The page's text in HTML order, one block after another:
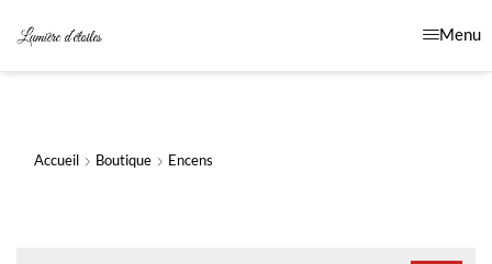
Menu
Accueil Boutique Encens